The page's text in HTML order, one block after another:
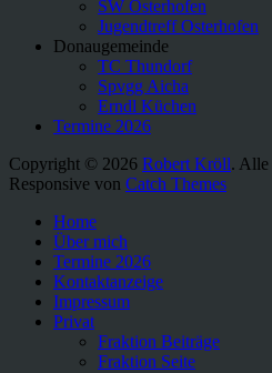
SW Osterhofen
Jugendtreff Osterhofen
Donaugemeinde
TC Thundorf
Spvgg Aicha
Erndl Küchen
Termine 2026
Copyright © 2026 Robert Kröll. Alle
Responsive von Catch Themes
oben
scrollen
Home
Über mich
Termine 2026
Kontaktanzeige
Impressum
Privat
Fraktion Beiträge
Fraktion Seite